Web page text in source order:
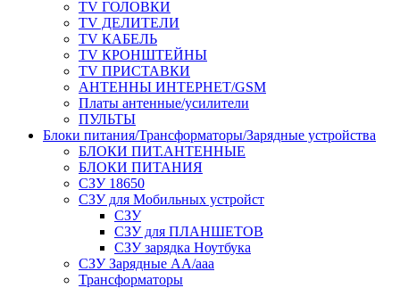
TV ГОЛОВКИ
TV ДЕЛИТЕЛИ
TV КАБЕЛЬ
TV КРОНШТЕЙНЫ
TV ПРИСТАВКИ
АНТЕННЫ ИНТЕРНЕТ/GSM
Платы антенные/усилители
ПУЛЬТЫ
Блоки питания/Трансформаторы/Зарядные устройства
БЛОКИ ПИТ.АНТЕННЫЕ
БЛОКИ ПИТАНИЯ
СЗУ 18650
СЗУ для Мобильных устройст
СЗУ
СЗУ для ПЛАНШЕТОВ
СЗУ зарядка Ноутбука
СЗУ Зарядные АА/ааа
Трансформаторы